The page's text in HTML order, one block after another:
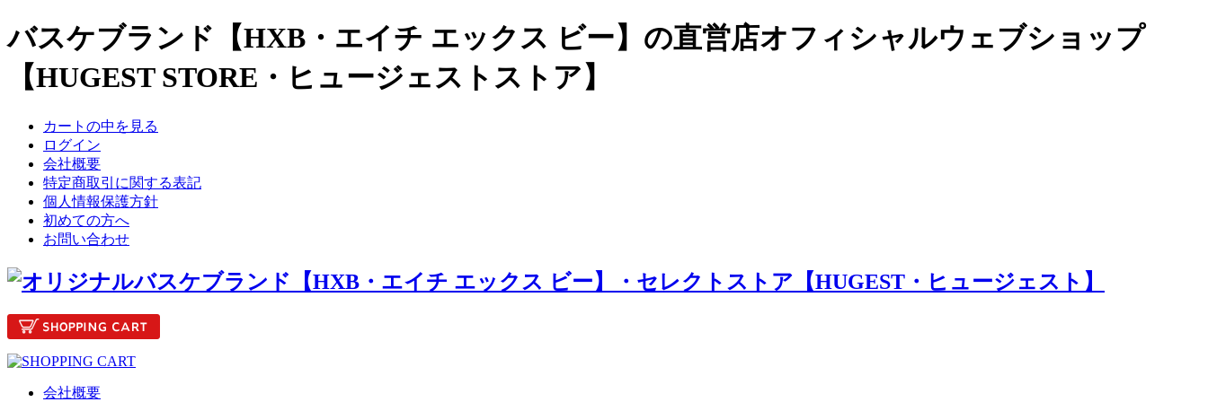
バスケブランド【HXB・エイチ エックス ビー】の直営店オフィシャルウェブショップ
【HUGEST STORE・ヒュージェストストア】
カートの中を見る
ログイン
会社概要
特定商取引に関する表記
個人情報保護方針
初めての方へ
お問い合わせ
会社概要